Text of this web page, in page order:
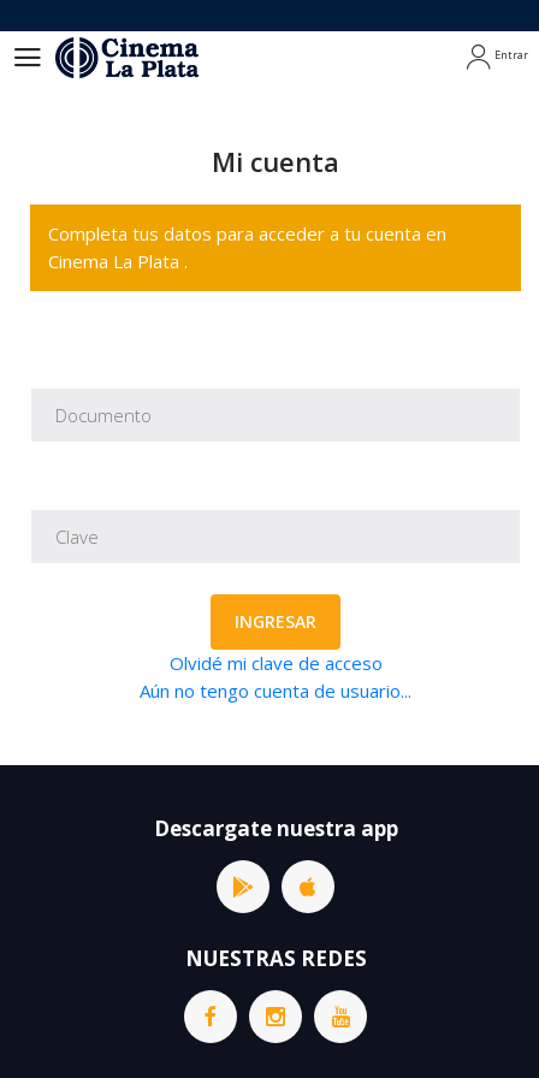
Entrar
Mi cuenta
Completa tus datos para acceder a tu cuenta en
Cinema La Plata .
INGRESAR
Olvidé mi clave de acceso
Aún no tengo cuenta de usuario...
Descargate nuestra app
NUESTRAS REDES